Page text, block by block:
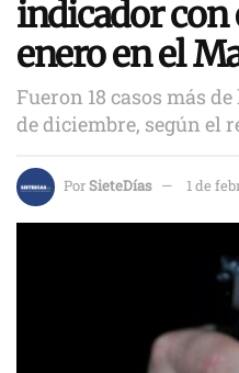
indicador con
enero en el
Fueron 18 casos más
de diciembre, según el
PorSieteDías 1 de